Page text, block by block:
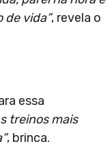
de vida”, revela o
essa
treinos mais
, brinca.